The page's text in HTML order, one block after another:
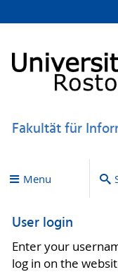
Fakultät für
Menu
User login
Enter your
log in on the